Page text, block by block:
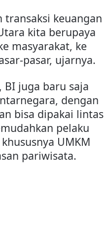
keuangan
kita berupaya
masyarakat, ke
pasar, ujarnya.
juga baru saja
dengan
bisa dipakai lintas
pelaku
UMKM
pariwisata.